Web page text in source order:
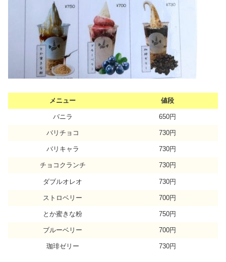
メニュー 値段
バニラ 650円
バリチョコ 730円
バリキャラ 730円
チョコクランチ 730円
ダブルオレオ 730円
ストロベリー 700円
とか蜜きな粉 750円
ブルーベリー 700円
珈琲ゼリー 730円